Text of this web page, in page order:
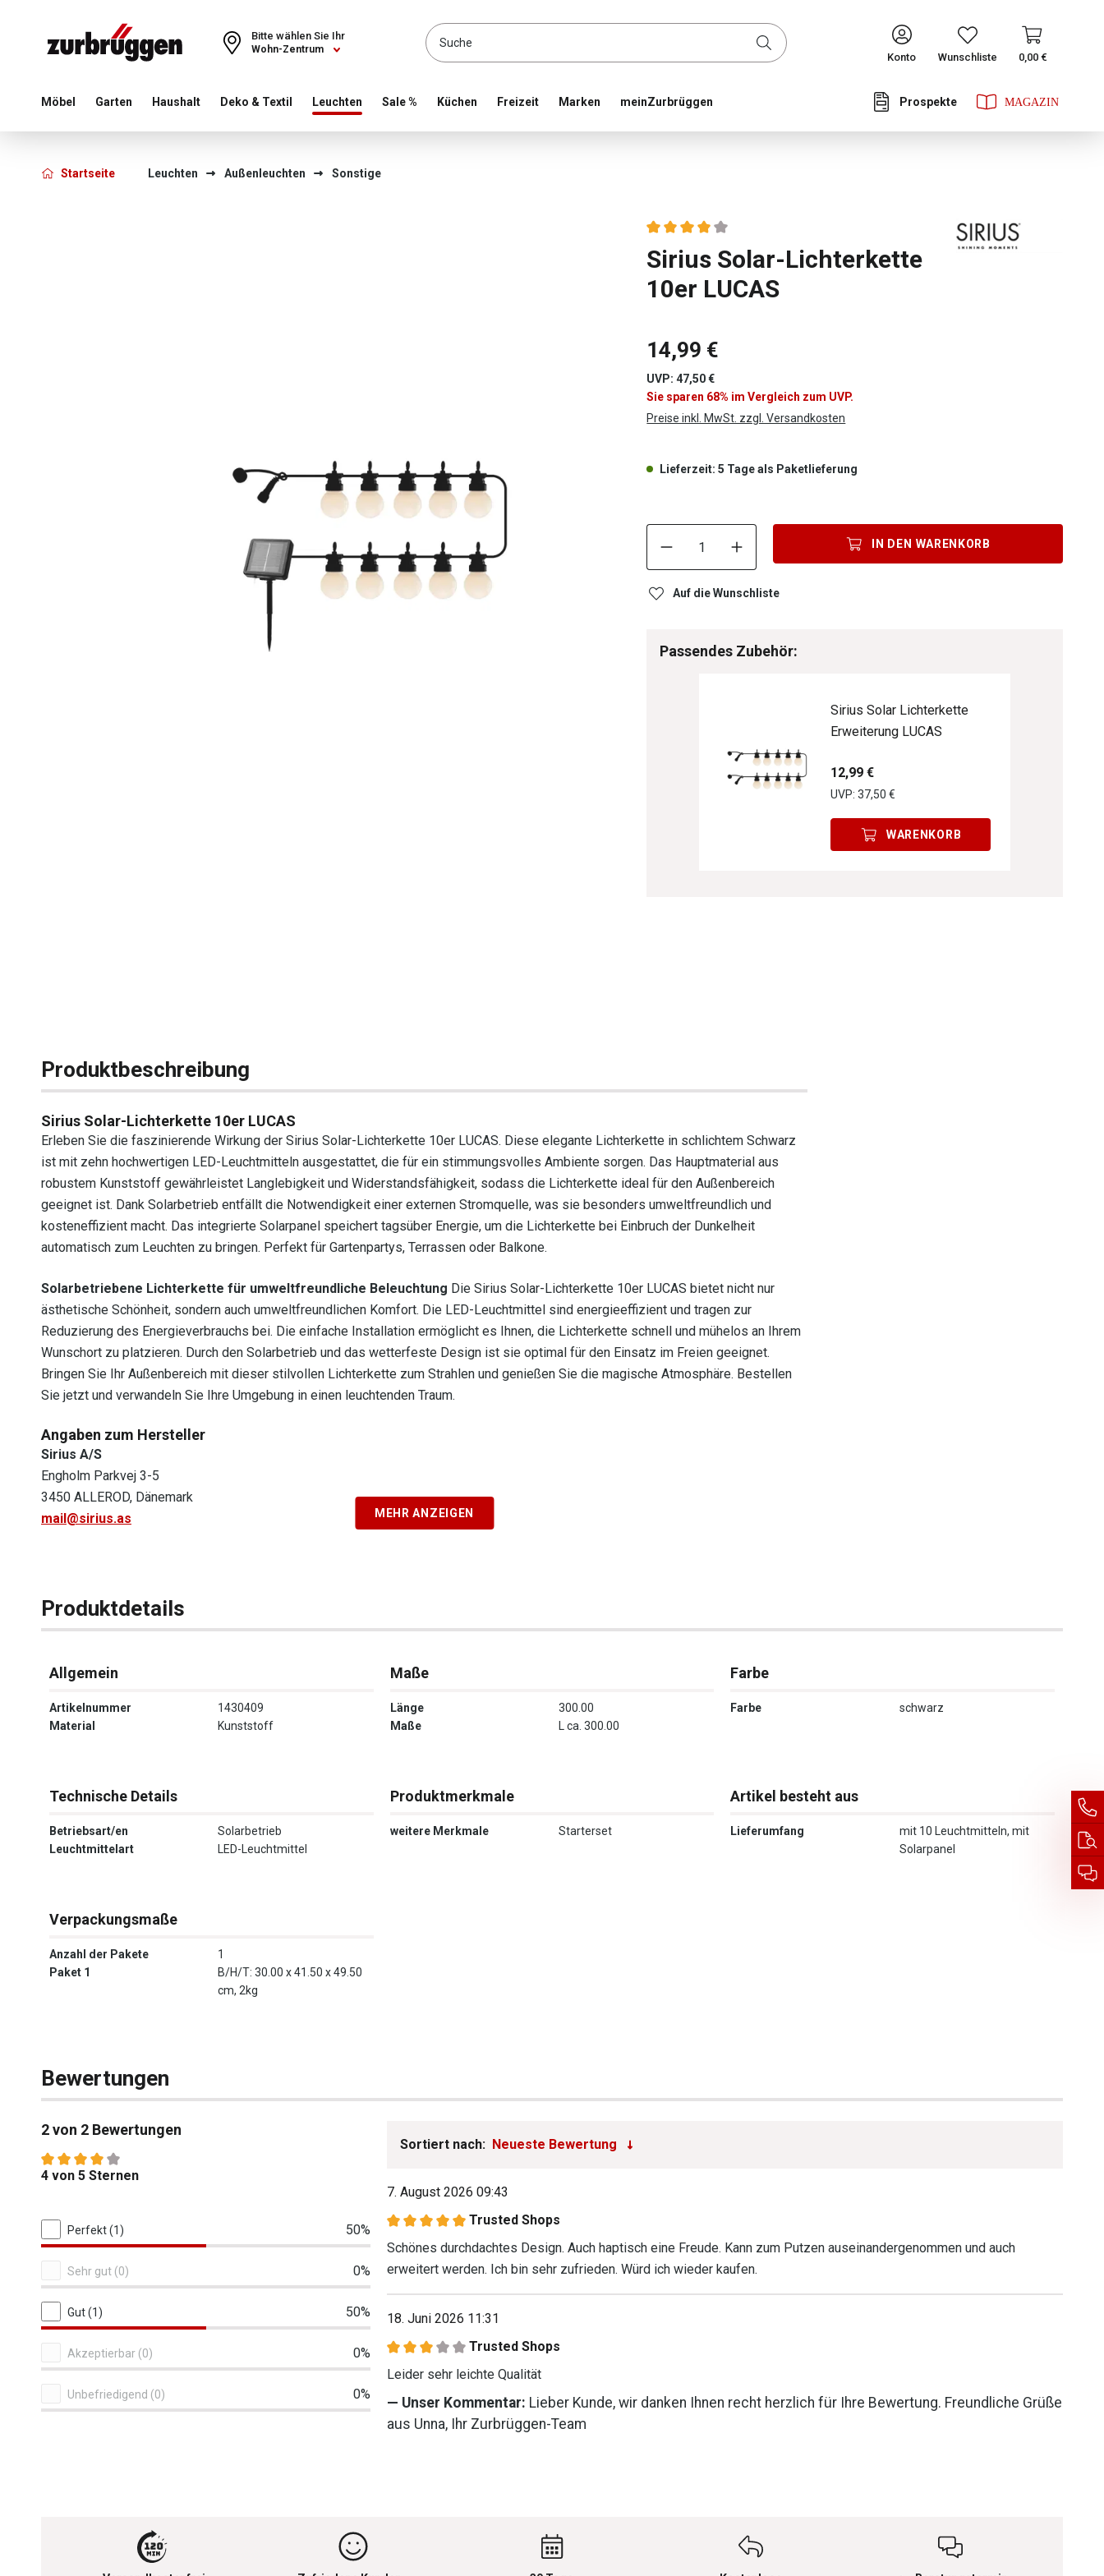
Choose a different country or region to see content for your location and shop online CONTINUE
Wohn-Zentrum
Bitte wählen Sie Ihr
Konto
Wunschliste 0,00 €
Möbel Garten Haushalt Deko & Textil Leuchten Sale % Küchen Freizeit Prospekte
Marken meinZurbrüggen
Startseite Leuchten Außenleuchten Sonstige
Durchschnittliche Bewertung von 4 von 5 Sternen
Sirius Solar-Lichterkette
10er LUCAS
14,99 €
UVP: 47,50 €
Sie sparen 68% im Vergleich zum UVP.
Preise inkl. MwSt. zzgl. Versandkosten
Lieferzeit: 5 Tage als Paketlieferung
Produkt Anzahl: Gib den gewünschten Wert ein oder benutze die
IN DEN WARENKORB
Auf die Wunschliste
Passendes Zubehör:
Sirius Solar Lichterkette
Erweiterung LUCAS
12,99 €
UVP: 37,50 €
WARENKORB
Produktbeschreibung
Sirius Solar-Lichterkette 10er LUCAS
Erleben Sie die faszinierende Wirkung der Sirius Solar-Lichterkette 10er LUCAS. Diese elegante Lichterkette in schlichtem Schwarz
ist mit zehn hochwertigen LED-Leuchtmitteln ausgestattet, die für ein stimmungsvolles Ambiente sorgen. Das Hauptmaterial aus
robustem Kunststoff gewährleistet Langlebigkeit und Widerstandsfähigkeit, sodass die Lichterkette ideal für den Außenbereich
geeignet ist. Dank Solarbetrieb entfällt die Notwendigkeit einer externen Stromquelle, was sie besonders umweltfreundlich und
kosteneffizient macht. Das integrierte Solarpanel speichert tagsüber Energie, um die Lichterkette bei Einbruch der Dunkelheit
automatisch zum Leuchten zu bringen. Perfekt für Gartenpartys, Terrassen oder Balkone.
Solarbetriebene Lichterkette für umweltfreundliche Beleuchtung Die Sirius Solar-Lichterkette 10er LUCAS bietet nicht nur
ästhetische Schönheit, sondern auch umweltfreundlichen Komfort. Die LED-Leuchtmittel sind energieeffizient und tragen zur
Reduzierung des Energieverbrauchs bei. Die einfache Installation ermöglicht es Ihnen, die Lichterkette schnell und mühelos an Ihrem
Wunschort zu platzieren. Durch den Solarbetrieb und das wetterfeste Design ist sie optimal für den Einsatz im Freien geeignet.
Bringen Sie Ihr Außenbereich mit dieser stilvollen Lichterkette zum Strahlen und genießen Sie die magische Atmosphäre. Bestellen
Sie jetzt und verwandeln Sie Ihre Umgebung in einen leuchtenden Traum.
Angaben zum Hersteller
Sirius A/S
Engholm Parkvej 3-5
3450 ALLEROD, Dänemark
mail@sirius.as
MEHR ANZEIGEN
Produktdetails
Allgemein
Artikelnummer
1430409
Material
Kunststoff
Maße
Länge
300.00
Maße
L ca. 300.00
Farbe
Farbe schwarz
Technische Details
Betriebsart/en
Solarbetrieb
Leuchtmittelart
LED-Leuchtmittel
Produktmerkmale
weitere Merkmale Starterset
Artikel besteht aus
Lieferumfang
mit 10 Leuchtmitteln, mit
Solarpanel
Verpackungsmaße
Anzahl der Pakete
1
Paket 1
B/H/T: 30.00 x 41.50 x 49.50
cm, 2kg
Bewertungen
2 von 2 Bewertungen
Durchschnittliche Bewertung von 4 von 5 Sternen
4 von 5 Sternen
2 von 2 Bewertungen
Perfekt (1) 50%
Sehr gut (0) 0%
Gut (1) 50%
Akzeptierbar (0) 0%
Unbefriedigend (0) 0%
Sortiert nach:
7. August 2026 09:43
Bewertung mit 5 von 5 Sternen
Trusted Shops
Schönes durchdachtes Design. Auch haptisch eine Freude. Kann zum Putzen auseinandergenommen und auch
erweitert werden. Ich bin sehr zufrieden. Würd ich wieder kaufen.
18. Juni 2026 11:31
Bewertung mit 3 von 5 Sternen
Trusted Shops
Leider sehr leichte Qualität
Unser Kommentar: Lieber Kunde, wir danken Ihnen recht herzlich für Ihre Bewertung. Freundliche Grüße
aus Unna, Ihr Zurbrüggen-Team